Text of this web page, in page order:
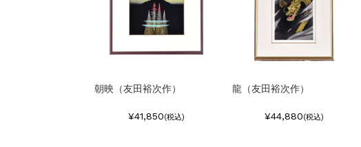
朝映（友田裕次作）
¥41,850(税込)
龍（友田裕次作）
¥44,880(税込)